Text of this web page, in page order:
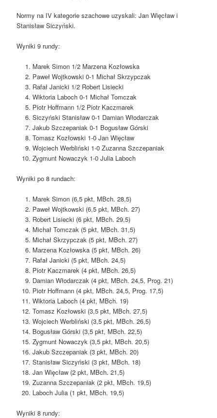
Normy na IV kategorie szachowe uzyskali: Jan Więcław i
Stanisław Siczyński.
Wyniki 9 rundy:
Marek Simon 1/2 Marzena Kozłowska
Paweł Wojtkowski 0-1 Michał Skrzypczak
Rafał Janicki 1/2 Robert Lisiecki
Wiktoria Laboch 0-1 Michał Tomczak
Piotr Hoffmann 1/2 Piotr Kaczmarek
Siczyński Stanisław 0-1 Damian Włodarczak
Jakub Szczepaniak 0-1 Bogusław Górski
Tomasz Kozłowski 1-0 Jan Więcław
Wojciech Werbliński 1-0 Zuzanna Szczepaniak
Zygmunt Nowaczyk 1-0 Julia Laboch
Wyniki po 8 rundach:
Marek Simon (6,5 pkt, MBch. 28,5)
Paweł Wojtkowski (6,5 pkt, MBch. 27)
Robert Lisiecki (6 pkt, MBch. 29,5)
Michał Tomczak (5 pkt, MBch. 31,5)
Michał Skrzypczak (5 pkt, MBch. 27)
Marzena Kozłowska (5 pkt, MBch. 26)
Rafał Janicki (5 pkt, MBch. 24,5)
Piotr Kaczmarek (4 pkt, MBch. 26,5)
Damian Włodarczak (4 pkt, MBch. 24,5, Prog. 21)
Piotr Hoffmann (4 pkt, MBch. 24,5, Prog. 17,5)
Wiktoria Laboch (4 pkt, MBch. 19)
Tomasz Kozłowski (3,5 pkt, MBch. 27,5)
Wojciech Werbliński (3,5 pkt, MBch. 26,5)
Bogusław Górski (3,5 pkt, MBch. 22,5)
Zygmunt Nowaczyk (3,5 pkt, MBch. 20,5)
Jakub Szczepaniak (3 pkt, MBch. 20)
Stanisław Siczyński (3 pkt, MBch. 18)
Jan Więcław (2 pkt, MBch. 21,5)
Zuzanna Szczepaniak (2 pkt, MBch. 19,5)
Laboch Julia (1 pkt, MBch. 19,5)
Wyniki 8 rundy: